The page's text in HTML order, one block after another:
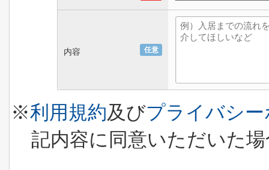
内容 任意
※利用規約及びプライバシ
記内容に同意いただいた